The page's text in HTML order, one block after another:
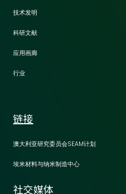
技术发明
科研文献
应用画廊
行业
链接
澳大利亚研究委员会SEAM计划
埃米材料与纳米制造中心
社交媒体